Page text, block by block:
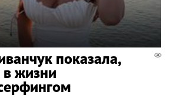
показала,
жизни